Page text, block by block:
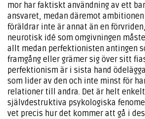
mor har faktiskt användning av ett
ansvaret, medan däremot
föräldrar inte är annat än en
neurotisk idé som omgivningen
allt medan perfektionisten antingen
framgång eller grämer sig över sitt
perfektionism är i sista hand
som lider av den och inte minst för
relationer till andra. Det är helt
självdestruktiva psykologiska
vet precis hur det kommer att gå i